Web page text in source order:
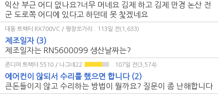
익산 부근 어디 없나요?너무 머네요 김제 하고 김제 만경 논산 전
군 도로쪽 어디에 있다고 하던데 못 찿겠네요
대동 트랙터 RX700VC / 평창쏘가리 . 113일 전(1,633)
제조일자 (3)
제조일자는 RN5600099 생산날짜는?
존디어 트랙터 5510 / 나그네22 . 107일 전(3,574)
에어컨이 않되서 수리를 했으면 합니다 (2)
큰돈들이지 않고 수리하는 방법이 뭘까요? 질문이 좀 난해합니다